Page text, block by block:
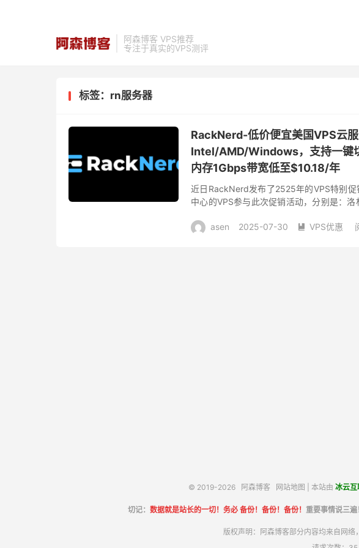
阿森博客 VPS推荐
专注于真实的VPS测评
标签：rn服务器
RackNerd-低价便宜美国VPS云服
Intel/AMD/Windows，支持一键
内存1Gbps带宽低至$10.18/年
近日RackNerd发布了2525年的VPS特别
中心的VPS参与此次促销活动，分别是：
asen 2025-07-30  VPS优惠
© 2019-2026 阿森博客 网站地图 | 本站由 冰云互
切记： 数据就是站长的一切！务必 备份！备份！备份！ 重要事情说三
版权声明：阿森博客部分内容均来自网络